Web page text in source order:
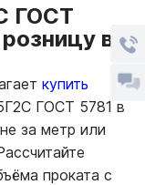
ГОСТ
в
купить
ГОСТ 5781 в
за метр или
проката с